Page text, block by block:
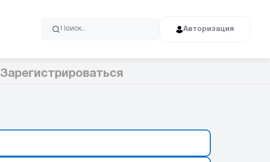
Авторизация
Зарегистрироваться